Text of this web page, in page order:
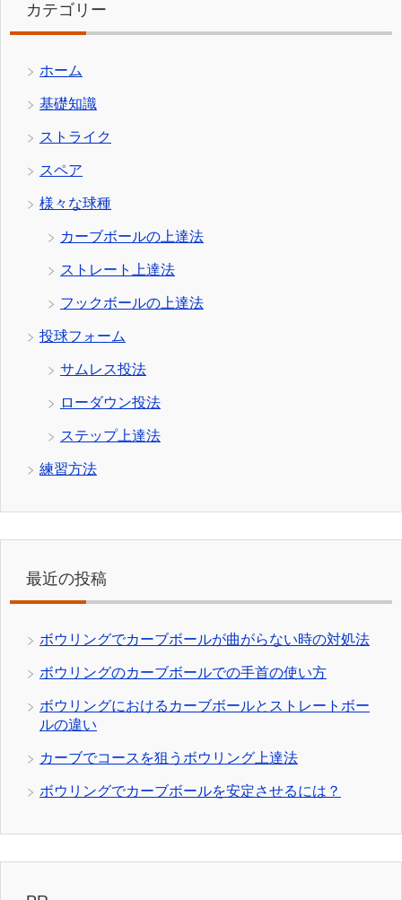
カテゴリー
ホーム
基礎知識
ストライク
スペア
様々な球種
カーブボールの上達法
ストレート上達法
フックボールの上達法
投球フォーム
サムレス投法
ローダウン投法
ステップ上達法
練習方法
最近の投稿
ボウリングでカーブボールが曲がらない時の対処法
ボウリングのカーブボールでの手首の使い方
ボウリングにおけるカーブボールとストレートボー
ルの違い
カーブでコースを狙うボウリング上達法
ボウリングでカーブボールを安定させるには？